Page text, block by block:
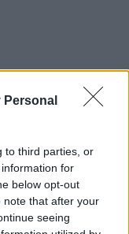
Personal
to third parties, or
for
below opt-out
note that after your
seeing
κερδίζουν